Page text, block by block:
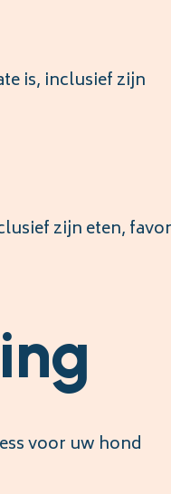
is, inclusief zijn
zijn eten,
voor uw hond